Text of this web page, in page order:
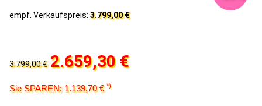
empf. Verkaufspreis: 3.799,00 €
3.799,00 € 2.659,30 €
Sie SPAREN: 1.139,70 €*)